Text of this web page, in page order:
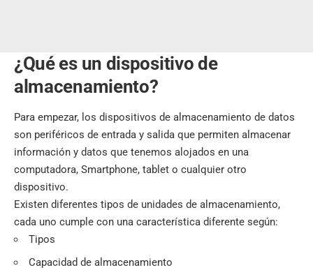
¿Qué es un dispositivo de
almacenamiento?
Para empezar, los dispositivos de almacenamiento de datos
son periféricos de entrada y salida que permiten almacenar
información y datos que tenemos alojados en una
computadora, Smartphone, tablet o cualquier otro
dispositivo.
Existen diferentes tipos de unidades de almacenamiento,
cada uno cumple con una característica diferente según:
Tipos
Capacidad de almacenamiento